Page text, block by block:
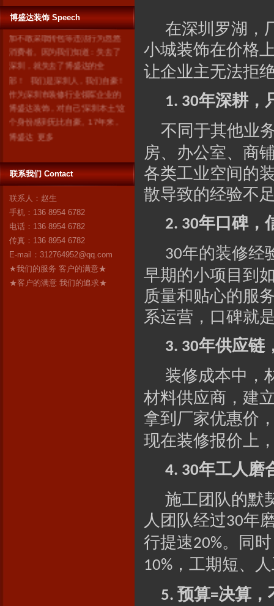
博盛达装饰 Speech
里，博盛达不敢有丝毫马虎，更
加不敢采取转包等违法行为忽悠
消费者。因为我们知道：失去了
深圳，就失去了博盛达的全
部！ 我们是深圳人，我们自豪！
作为深圳市装修行业领军企业的
博盛达装饰，对自己“深圳本土”这
个身份感到无比自豪。17年来，
博盛达
更多
联系我们 Contact
联系人：赵生
手机：136 8954 6782
电话：136 8954 6782
传真：136 8954 6782
E-mail： 312764952@qq.com
★我们的服务 客户的满意★
★客户的满意 我们的追求★
在深圳罗湖，
小城装饰在价格
让企业主无法拒
1. 30年深耕，
不同于其他业
房、办公室、商
各类工业空间的
散导致的经验不
2. 30年口碑，
30年的装修经
早期的小项目到
质量和贴心的服
系运营，口碑就
3. 30年供应链
装修成本中，
材料供应商，建
拿到厂家优惠价
现在装修报价上
4. 30年工人磨
施工团队的默
人团队经过30年
行提速20%。同
10% ，工期短、
5.预算=决算，